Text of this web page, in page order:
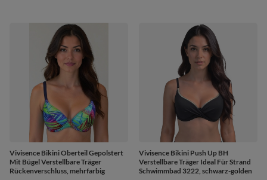
Vivisence Bikini Oberteil Gepolstert
Mit Bügel Verstellbare Träger
Rückenverschluss, mehrfarbig
Vivisence Bikini Push Up BH
Verstellbare Träger Ideal Für Strand
Schwimmbad 3222, schwarz-golden